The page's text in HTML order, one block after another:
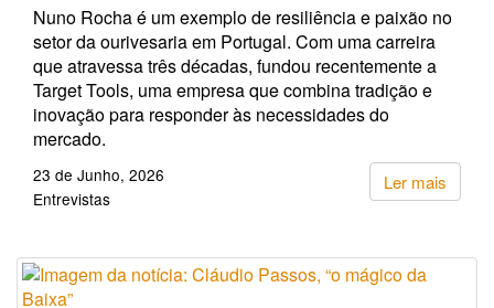
Nuno Rocha é um exemplo de resiliência e paixão no
setor da ourivesaria em Portugal. Com uma carreira
que atravessa três décadas, fundou recentemente a
Target Tools, uma empresa que combina tradição e
inovação para responder às necessidades do
mercado.
Ler mais
23 de Junho, 2026
Entrevistas